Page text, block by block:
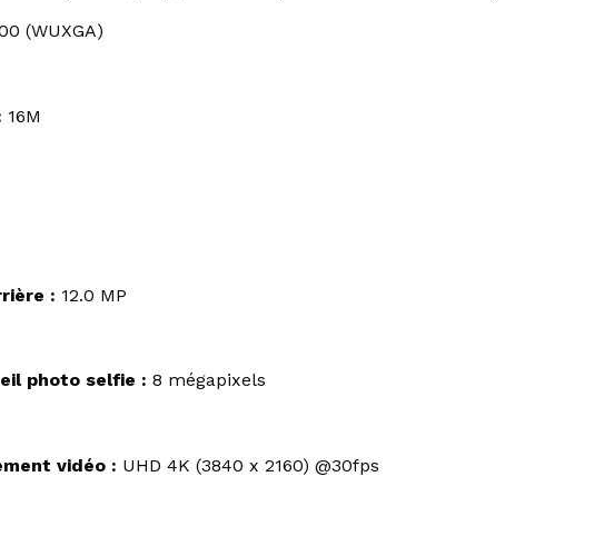
(WUXGA)
16M
: 12.0 MP
photo selfie : 8 mégapixels
vidéo : UHD 4K (3840 x 2160) @30fps